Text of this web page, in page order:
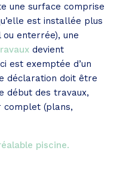
une surface comprise
est installée plus
enterrée), une
devient
est exemptée d’un
déclaration doit être
début des travaux,
complet (plans,
piscine.